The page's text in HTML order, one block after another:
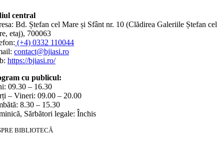
central
Bd. Ștefan cel Mare și Sfânt nr. 10 (Clădirea Galeriile Ștefan cel
etaj), 700063
(+4) 0332 110044
contact@bjiasi.ro
https://bjiasi.ro/
cu publicul:
09.30 – 16.30
– Vineri: 09.00 – 20.00
8.30 – 15.30
Sărbători legale: Închis
BIBLIOTECĂ